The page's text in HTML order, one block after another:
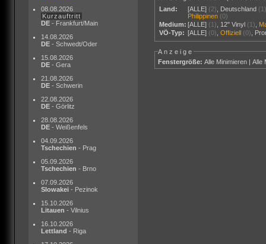
08.08.2026
Kurzauftritt
DE - Frankfurt/Main
14.08.2026
DE - Schwedt/Oder
15.08.2026
DE - Gera
21.08.2026
DE - Schwerin
22.08.2026
DE - Görlitz
28.08.2026
DE - Weißenfels
04.09.2026
Tschechien - Prag
05.09.2026
Tschechien - Brno
07.09.2026
Slowakei - Pezinok
15.10.2026
Litauen - Vilnius
16.10.2026
Lettland - Riga
Land:
[ALLE] (2) Deutschland
Philippinen (0)
Medium: [ALLE] (1) 12" Vinyl (1)
VÖ-Typ: [ALLE] (0) ,Offiziell (0)
Anzeige
Fenstergröße: Alle Minimieren |Alle